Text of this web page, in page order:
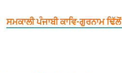
ਸਮਕਾਲੀ ਪੰਜਾਬੀ ਕਾਵਿ-ਗੁਰਨਾਮ ਢਿੱਲੋਂ